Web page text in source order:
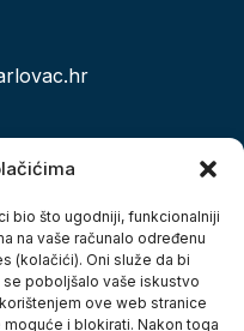
bio što ugodniji, funkcionalniji
na vaše računalo određenu
(kolačići). Oni služe da bi
poboljšalo vaše iskustvo
ove web stranice
i blokirati. Nakon toga